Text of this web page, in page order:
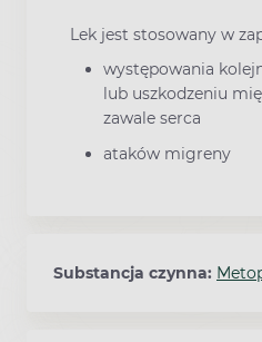
Lek jest stosowany w
występowania
lub uszkodzeniu
zawale serca
ataków migreny
Substancja czynna: